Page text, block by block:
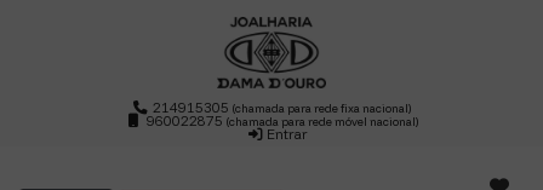
214915305(chamada para rede fixa nacional)
960022875 (chamada para rede móvel nacional)
Entrar